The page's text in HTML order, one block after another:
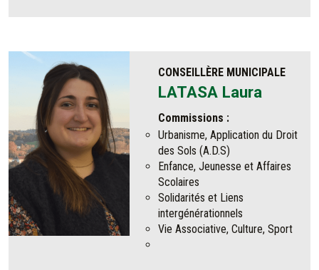
CONSEILLÈRE MUNICIPALE
LATASA Laura
Commissions :
Urbanisme, Application du Droit
des Sols (A.D.S)
Enfance, Jeunesse et Affaires
Scolaires
Solidarités et Liens
intergénérationnels
Vie Associative, Culture, Sport